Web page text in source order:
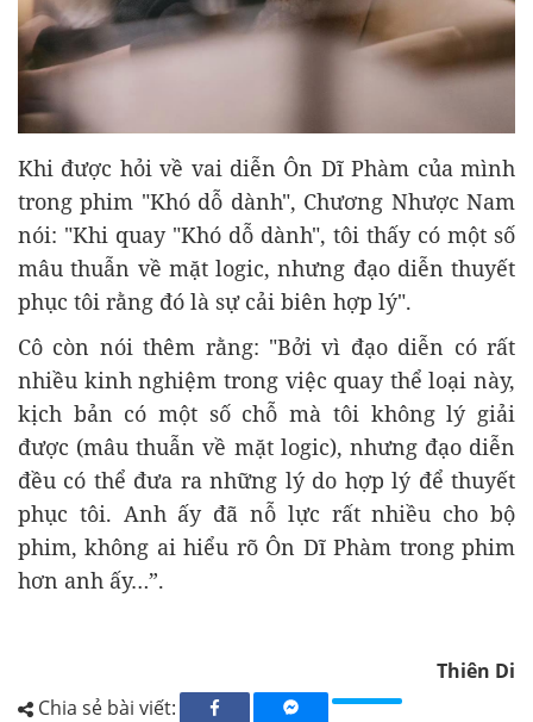
Khi được hỏi về vai diễn Ôn Dĩ Phàm của mình
trong phim "Khó dỗ dành", Chương Nhược Nam
nói: "Khi quay "Khó dỗ dành", tôi thấy có một số
mâu thuẫn về mặt logic, nhưng đạo diễn thuyết
phục tôi rằng đó là sự cải biên hợp lý".
Cô còn nói thêm rằng: "Bởi vì đạo diễn có rất
nhiều kinh nghiệm trong việc quay thể loại này,
kịch bản có một số chỗ mà tôi không lý giải
được (mâu thuẫn về mặt logic), nhưng đạo diễn
đều có thể đưa ra những lý do hợp lý để thuyết
phục tôi. Anh ấy đã nỗ lực rất nhiều cho bộ
phim, không ai hiểu rõ Ôn Dĩ Phàm trong phim
hơn anh ấy…”.
Thiên Di
Chia sẻ bài viết: